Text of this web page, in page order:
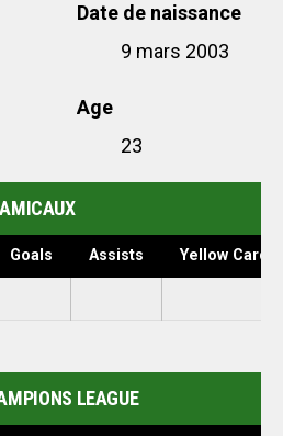
Date de naissance
9 mars 2003
Age
23
AMICAUX
Goals Assists Yellow Cards
LEAGUE